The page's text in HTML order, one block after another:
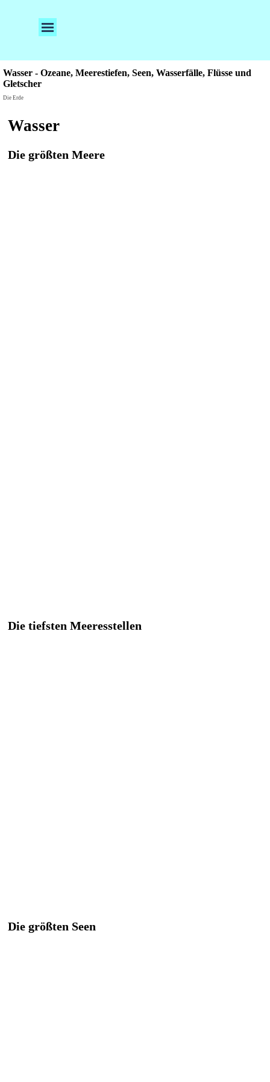
Wasser - Ozeane, Meerestiefen, Seen, Wasserfälle, Flüsse und
Gletscher
Die Erde
Wasser
Die größten Meere
Die tiefsten Meeresstellen
Die größten Seen